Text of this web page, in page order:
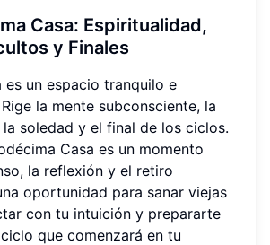
Casa: Espiritualidad,
y Finales
es un espacio tranquilo e
la mente subconsciente, la
soledad y el final de los ciclos.
Casa es un momento
la reflexión y el retiro
oportunidad para sanar viejas
con tu intuición y prepararte
que comenzará en tu